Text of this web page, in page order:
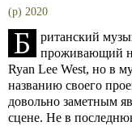
(p) 2020
Б
ританский
проживающий
Ryan Lee West, но в
названию своего
довольно заметным
сцене. Не в